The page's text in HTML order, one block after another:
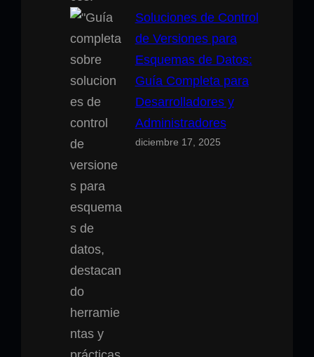
Soluciones de Control
de Versiones para
Esquemas de Datos:
Guía Completa para
Desarrolladores y
Administradores
diciembre 17, 2025